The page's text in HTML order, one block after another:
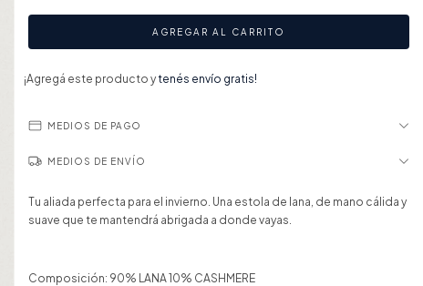
¡Agregá este producto ytenés envío gratis!
MEDIOS DE PAGO
MEDIOS DE ENVÍO
Tu aliada perfecta para el invierno. Una estola de lana, de mano cálida y
suave que te mantendrá abrigada a donde vayas.
Composición: 90% LANA 10% CASHMERE